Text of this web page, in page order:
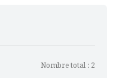
Nombre total : 2